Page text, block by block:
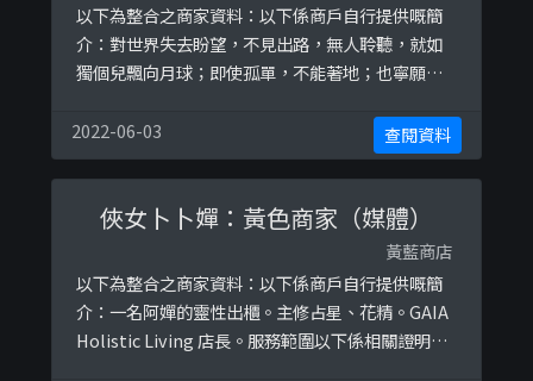
以下為整合之商家資料：以下係商戶自行提供嘅簡
介：對世界失去盼望，不見出路，無人聆聽，就如
獨個兒飄向月球；即使孤單，不能著地；也寧願窒
🌓🌔🌕月球上的人·Keep My Ear To The
Ground#月球上的人 #kmettg #mooner_hk以下
係相關證明貼文：
https://www.facebook.com/keepmyeartoth ...
2022-06-03 查閱資料
俠女卜卜嬋：黃色商家（媒體）
黃藍商店
以下為整合之商家資料：以下係商戶自行提供嘅簡
介：一名阿嬋的靈性出櫃。主修占星、花精。GAIA
Holistic Living 店長。服務範圍以下係相關證明貼